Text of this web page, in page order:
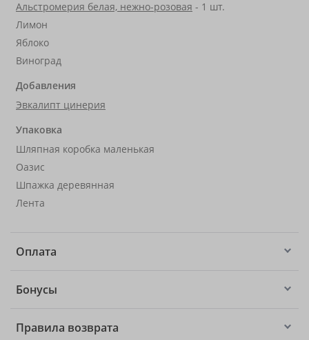
Альстромерия белая, нежно-розовая - 1 шт.
Лимон
Яблоко
Виноград
Добавления
Эвкалипт цинерия
Упаковка
Шляпная коробка маленькая
Оазис
Шпажка деревянная
Лента
Оплата
Бонусы
Правила возврата